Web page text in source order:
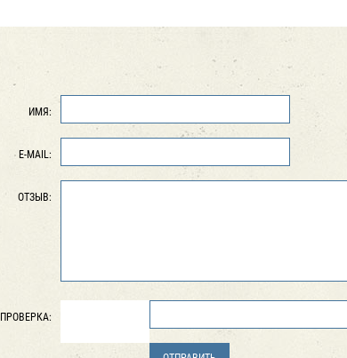
ИМЯ:
E-MAIL:
ОТЗЫВ:
ПРОВЕРКА: